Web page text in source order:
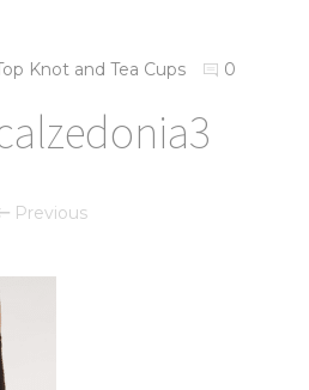
Knot and Tea Cups 0
Previous